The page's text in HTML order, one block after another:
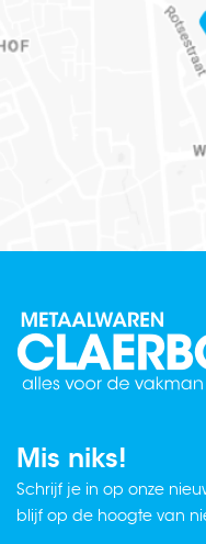
Mis niks!
Schrijf je in op onze
blijf op de hoogte van